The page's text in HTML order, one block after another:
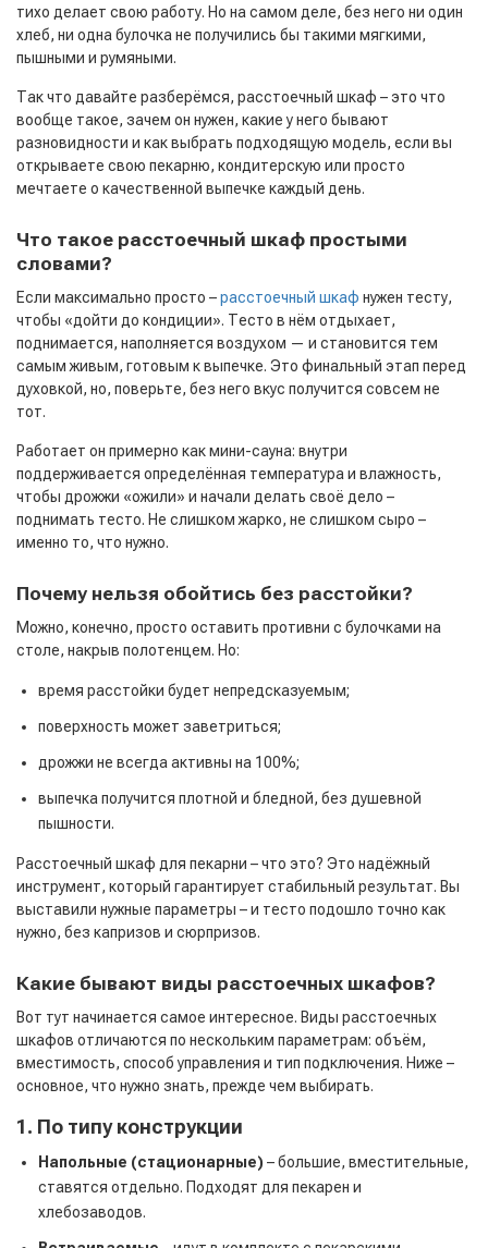
тихо делает свою работу. Но на самом деле, без него ни один
хлеб, ни одна булочка не получились бы такими мягкими,
пышными и румяными.
Так что давайте разберёмся, расстоечный шкаф – это что
вообще такое, зачем он нужен, какие у него бывают
разновидности и как выбрать подходящую модель, если вы
открываете свою пекарню, кондитерскую или просто
мечтаете о качественной выпечке каждый день.
Что такое расстоечный шкаф простыми
словами?
Если максимально просто –расстоечный шкаф нужен тесту,
чтобы «дойти до кондиции». Тесто в нём отдыхает,
поднимается, наполняется воздухом — и становится тем
самым живым, готовым к выпечке. Это финальный этап перед
духовкой, но, поверьте, без него вкус получится совсем не
тот.
Работает он примерно как мини-сауна: внутри
поддерживается определённая температура и влажность,
чтобы дрожжи «ожили» и начали делать своё дело –
поднимать тесто. Не слишком жарко, не слишком сыро –
именно то, что нужно.
Почему нельзя обойтись без расстойки?
Можно, конечно, просто оставить противни с булочками на
столе, накрыв полотенцем. Но:
время расстойки будет непредсказуемым;
поверхность может заветриться;
дрожжи не всегда активны на 100%;
выпечка получится плотной и бледной, без душевной
пышности.
Расстоечный шкаф для пекарни – что это? Это надёжный
инструмент, который гарантирует стабильный результат. Вы
выставили нужные параметры – и тесто подошло точно как
нужно, без капризов и сюрпризов.
Какие бывают виды расстоечных шкафов?
Вот тут начинается самое интересное. Виды расстоечных
шкафов отличаются по нескольким параметрам: объём,
вместимость, способ управления и тип подключения. Ниже –
основное, что нужно знать, прежде чем выбирать.
1. По типу конструкции
Напольные (стационарные) – большие, вместительные,
ставятся отдельно. Подходят для пекарен и
хлебозаводов.